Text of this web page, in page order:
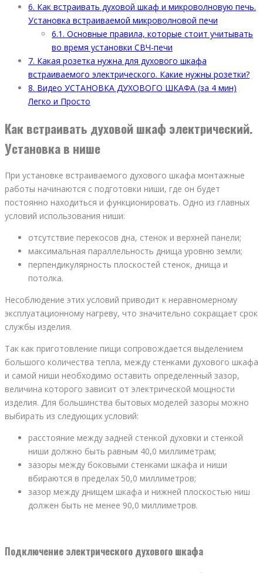
6. Как встраивать духовой шкаф и микроволновую печь.
Установка встраиваемой микроволновой печи
6.1. Основные правила, которые стоит учитывать
во время установки СВЧ-печи
7. Какая розетка нужна для духового шкафа
встраиваемого электрического. Какие нужны розетки?
8. Видео УСТАНОВКА ДУХОВОГО ШКАФА (за 4 мин)
Легко и Просто
Как встраивать духовой шкаф электрический.
Установка в нише
При установке встраиваемого духового шкафа монтажные
работы начинаются с подготовки ниши, где он будет
постоянно находиться и функционировать. Одно из главных
условий использования ниши:
отсутствие перекосов дна, стенок и верхней панели;
максимальная параллельность днища уровню земли;
перпендикулярность плоскостей стенок, днища и
потолка.
Несоблюдение этих условий приводит к неравномерному
эксплуатационному нагреву, что значительно сокращает срок
службы изделия.
Так как приготовление пищи сопровождается выделением
большого количества тепла, между стенками духового шкафа
и самой ниши необходимо оставить определенный зазор,
величина которого зависит от электрической мощности
изделия. Для большинства бытовых моделей зазоры можно
выбирать из следующих условий:
расстояние между задней стенкой духовки и стенкой
ниши должно быть равным 40,0 миллиметрам;
зазоры между боковыми стенками шкафа и ниши
вбираются в пределах 50,0 миллиметров;
зазор между днищем шкафа и нижней плоскостью ниш
должен быть не менее 90,0 миллиметров.
Подключение электрического духового шкафа